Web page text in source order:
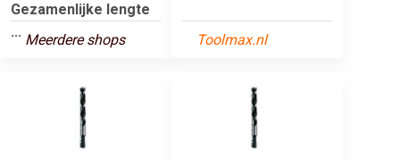
Gezamenlijke lengte
... Meerdere shops Toolmax.nl